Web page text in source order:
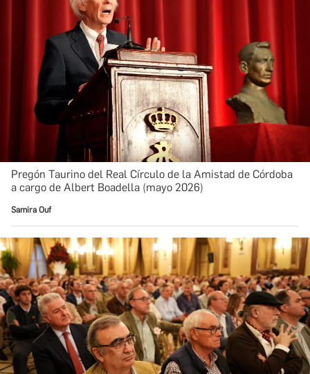
Pregón Taurino del Real Círculo de la Amistad de Córdoba
a cargo de Albert Boadella (mayo 2026)
Samira Ouf